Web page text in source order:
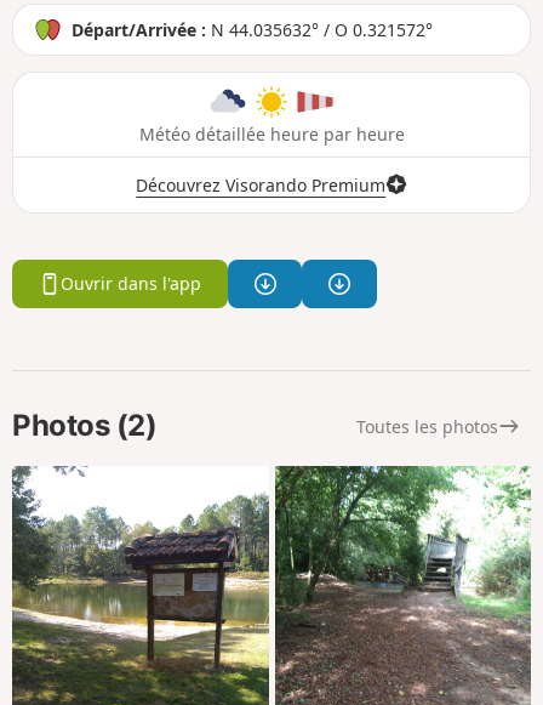
Départ/Arrivée : N 44.035632° / O 0.321572°
Météo détaillée heure par heure
Découvrez Visorando Premium
Ouvrir dans l'app
Photos (2) Toutes les photos